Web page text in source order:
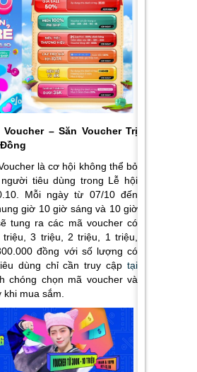
– Săn Voucher Trị
là cơ hội không thể bỏ
tiêu dùng trong Lễ hội
Mỗi ngày từ 07/10 đến
giờ 10 giờ sáng và 10 giờ
tung ra các mã voucher có
3 triệu, 2 triệu, 1 triệu,
đồng với số lượng có
dùng chỉ cần truy cập tại
chóng chọn mã voucher và
mua sắm.